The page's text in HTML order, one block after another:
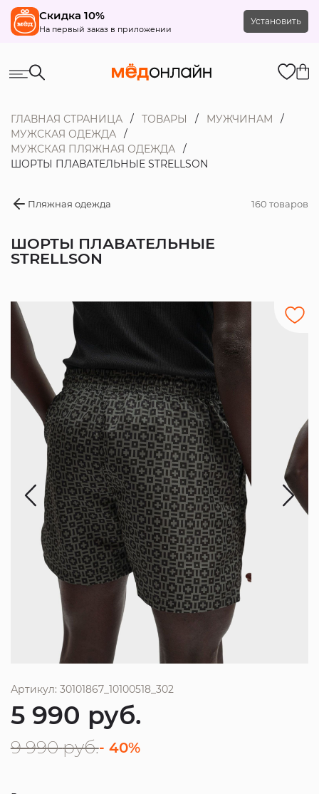
Скидка 10%
На первый заказ в приложении
Установить
ГЛАВНАЯ СТРАНИЦА ТОВАРЫ
МУЖЧИНАМ
МУЖСКАЯ ОДЕЖДА
МУЖСКАЯ ПЛЯЖНАЯ ОДЕЖДА
ШОРТЫ ПЛАВАТЕЛЬНЫЕ STRELLSON
Пляжная одежда 160 товаров
ШОРТЫ ПЛАВАТЕЛЬНЫЕ
STRELLSON
Артикул: 30101867_10100518_302
5 990 руб.
9 990 руб.- 40%